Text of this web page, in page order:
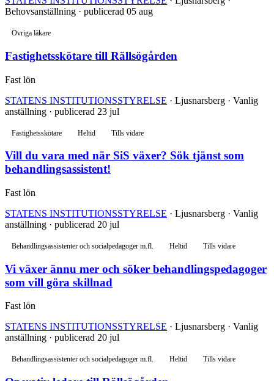
Behovsanställning · publicerad 05 aug
Övriga läkare
Fastighetsskötare till Rällsögården
Fast lön
STATENS INSTITUTIONSSTYRELSE · Ljusnarsberg · Vanlig
anställning · publicerad 23 jul
Fastighetsskötare Heltid Tills vidare
Vill du vara med när SiS växer? Sök tjänst som
behandlingsassistent!
Fast lön
STATENS INSTITUTIONSSTYRELSE · Ljusnarsberg · Vanlig
anställning · publicerad 20 jul
Behandlingsassistenter och socialpedagoger m.fl. Heltid Tills vidare
Vi växer ännu mer och söker behandlingspedagoger
som vill göra skillnad
Fast lön
STATENS INSTITUTIONSSTYRELSE · Ljusnarsberg · Vanlig
anställning · publicerad 20 jul
Behandlingsassistenter och socialpedagoger m.fl. Heltid Tills vidare